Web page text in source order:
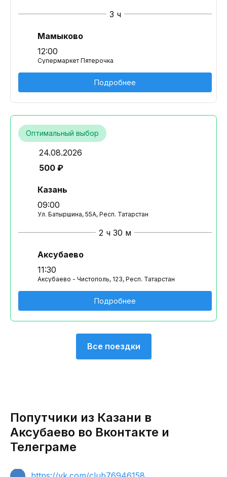
3 ч
Мамыково
12:00
Супермаркет Пятерочка
Подробнее
Оптимальный выбор
24.08.2026
500 ₽
Казань
09:00
Ул. Батыршина, 55А, Респ. Татарстан
2 ч 30 м
Аксубаево
11:30
Аксубаево - Чистополь, 123, Респ. Татарстан
Подробнее
Все поездки
Попутчики из Казани в
Аксубаево во Вконтакте и
Телеграме